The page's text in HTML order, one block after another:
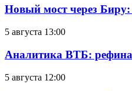
Новый мост через
5 августа 13:00
Аналитика ВТБ:
5 августа 12:00